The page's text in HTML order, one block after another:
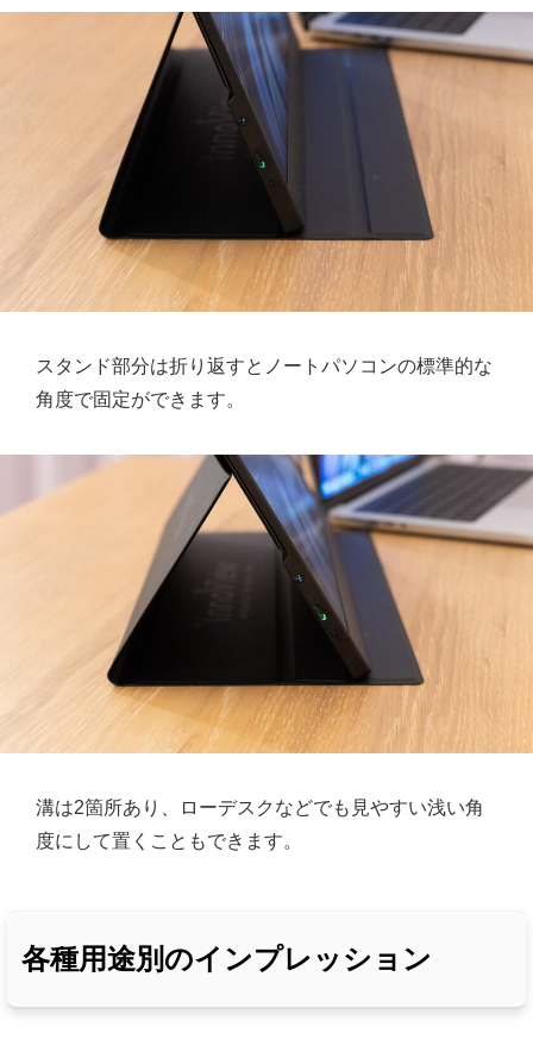
スタンド部分は折り返すとノートパソコンの標準的な
角度で固定ができます。
溝は2箇所あり、ローデスクなどでも見やすい浅い角
度にして置くこともできます。
各種用途別のインプレッション